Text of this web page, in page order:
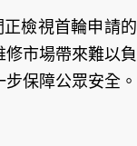
檢視首輪申請的
市場帶來難以負
保障公眾安全。